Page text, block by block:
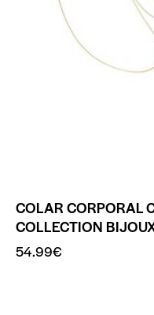
COLAR CORPORAL
COLLECTION
54.99€